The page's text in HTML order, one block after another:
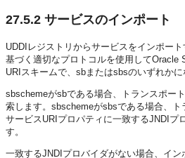
27.5.2 サービスのインポート
UDDIレジストリからサービスをインポー
基づく適切なプロトコルを使用して
URIスキームで、sbまたはsbsのいずれかに
sbschemeがsbである場合、トランスポー
索します。sbschemeがsbsである場合、
サービスURIプロパティに一致するJNDIプ
す。
一致するJNDIプロバイダがない場合、イ